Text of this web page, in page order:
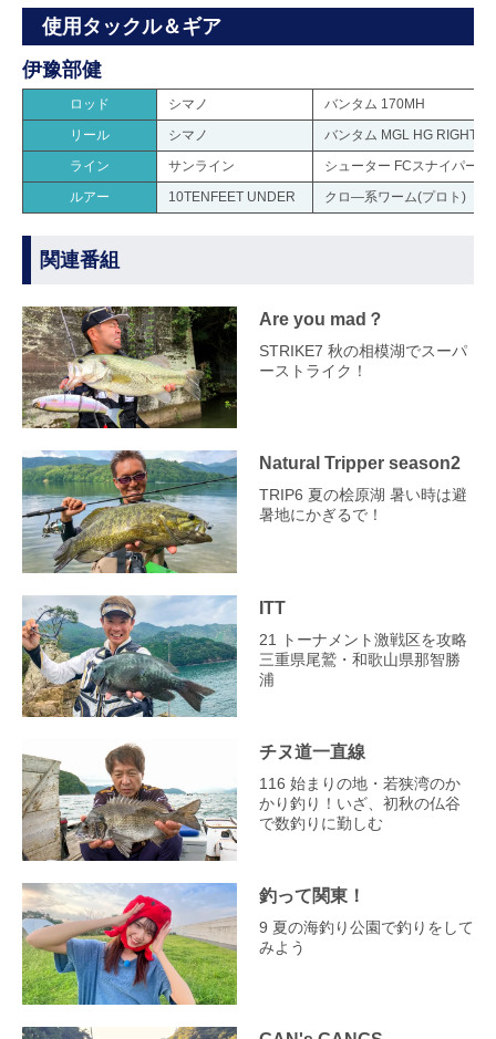
使用タックル＆ギア
伊豫部健
ロッド シマノ
バンタム 170MH
リール
シマノ
バンタム MGL HG RIGHT
ライン
サンライン
シューター FCスナイパー
ルアー
10TENFEET UNDER クロ―系ワーム(プロト)
関連番組
Are you mad？
STRIKE7 秋の相模湖でスーパ
ーストライク！
Natural Tripper season2
TRIP6 夏の桧原湖 暑い時は避
暑地にかぎるで！
ITT
21 トーナメント激戦区を攻略
三重県尾鷲・和歌山県那智勝
浦
チヌ道一直線
116 始まりの地・若狭湾のか
かり釣り！いざ、初秋の仏谷
で数釣りに勤しむ
釣って関東！
9 夏の海釣り公園で釣りをして
みよう